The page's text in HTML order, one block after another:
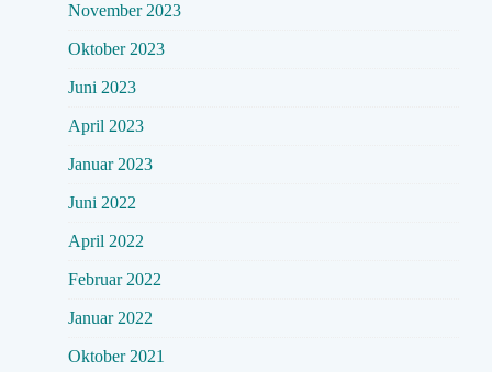
November 2023
Oktober 2023
Juni 2023
April 2023
Januar 2023
Juni 2022
April 2022
Februar 2022
Januar 2022
Oktober 2021